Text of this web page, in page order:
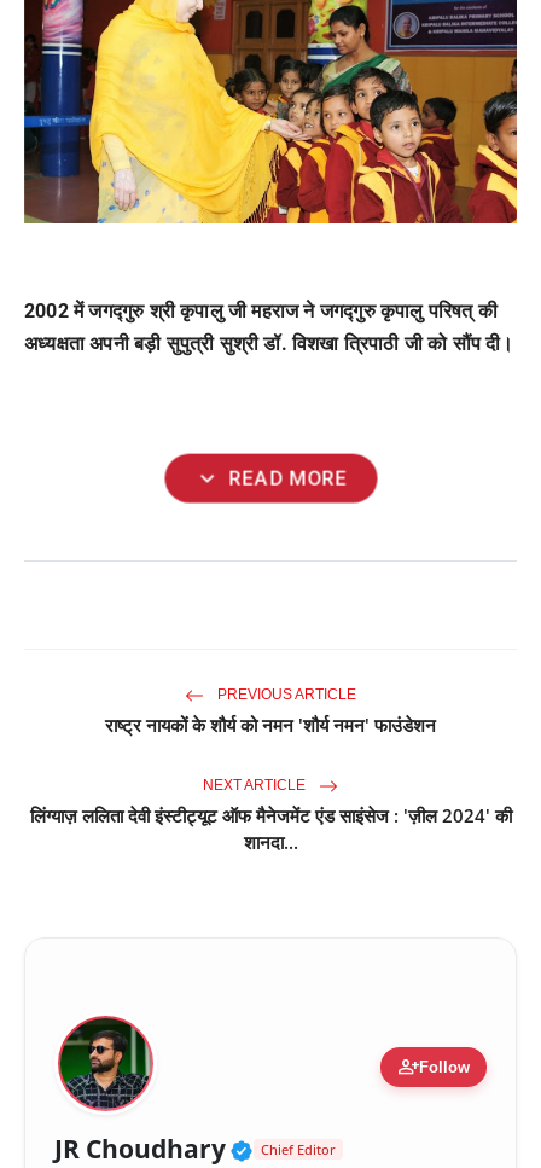
2002में जगद्गुरु श्री कृपालु जी महराज ने जगद्गुरु कृपालु परिषत् की
अध्यक्षता अपनी बड़ी सुपुत्री सुश्री डॉ.विशखा त्रिपाठी जी को सौंप दी।
expand_more READ MORE
PREVIOUS ARTICLE
राष्ट्र नायकों के शौर्य को नमन 'शौर्य नमन' फाउंडेशन
NEXT ARTICLE
लिंग्याज़ ललिता देवी इंस्टीट्यूट ऑफ मैनेजमेंट एंड साइंसेज : 'ज़ील 2024' की
शानदा...
person_addFollow
JR Choudhary Verified Public Figure
Chief Editor